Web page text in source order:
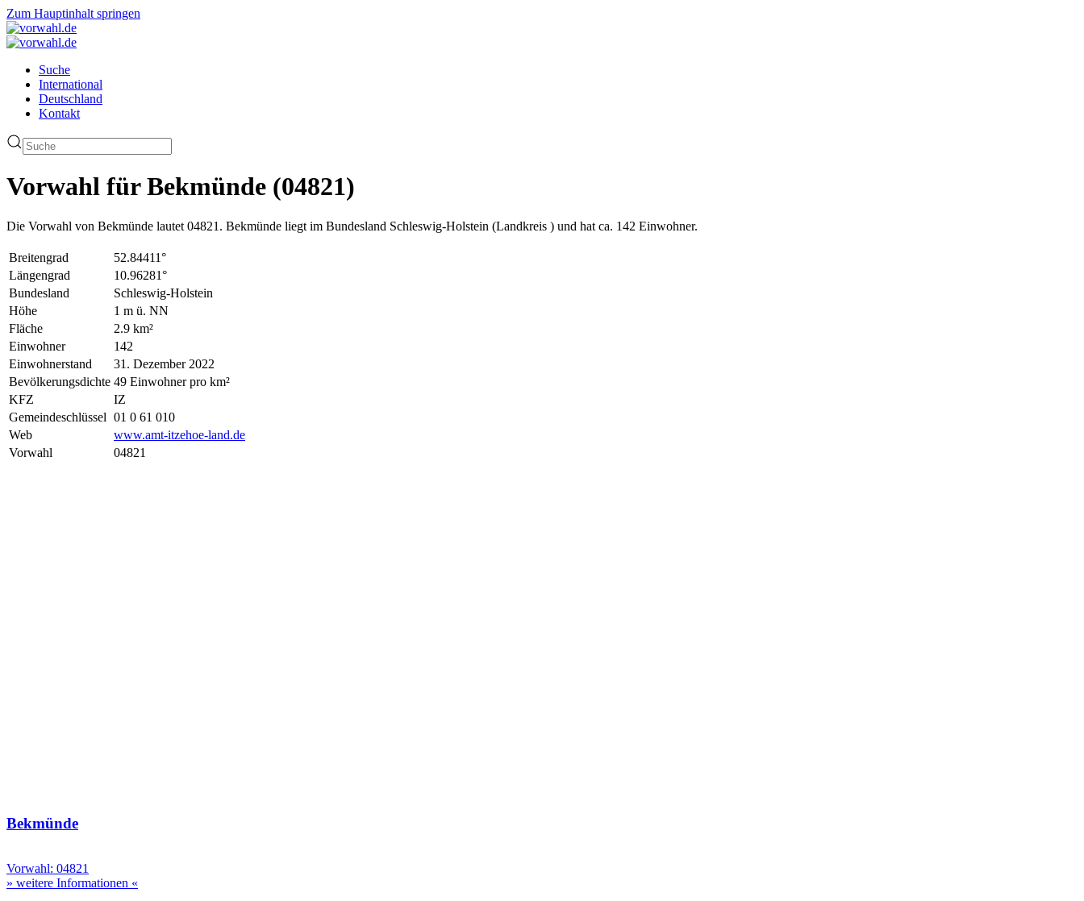
Zum Hauptinhalt springen
Suche
International
Deutschland
Kontakt
Vorwahl für Bekmünde (04821)
Die Vorwahl von Bekmünde lautet 04821. Bekmünde liegt im Bundesland Schleswig-Holstein (Landkreis ) und hat ca. 142 Einwohner.
Breitengrad
52.84411°
Längengrad
10.96281°
Bundesland
Schleswig-Holstein
Höhe
1 m ü. NN
Fläche
2.9 km²
Einwohner
142
Einwohnerstand
31. Dezember 2022
Bevölkerungsdichte 49 Einwohner pro km²
KFZ
IZ
Gemeindeschlüssel 01 0 61 010
Web
www.amt-itzehoe-land.de
Vorwahl
04821
Bekmünde
Vorwahl: 04821
» weitere Informationen «